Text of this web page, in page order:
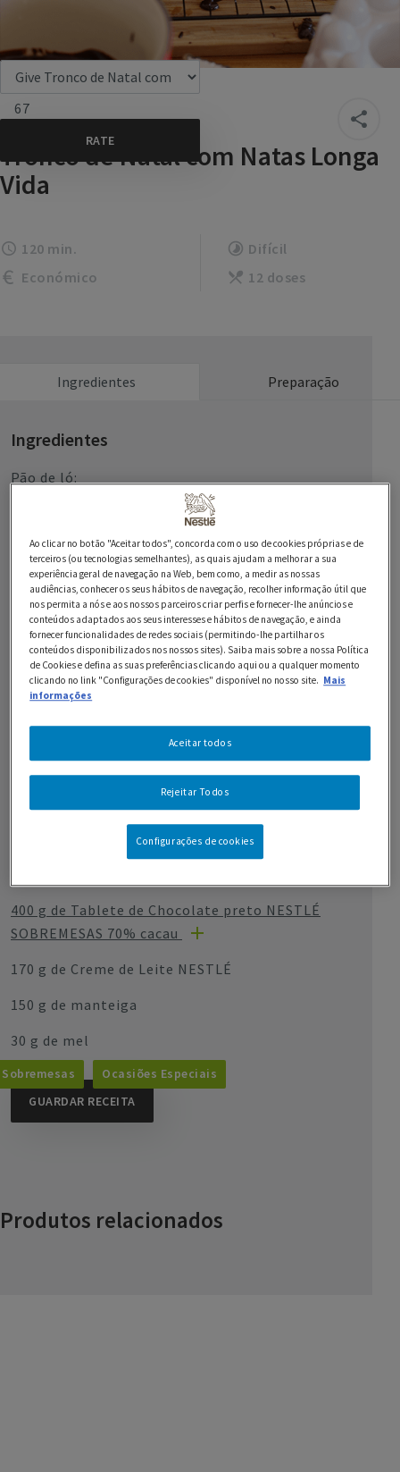
67
Tronco de Natal com Natas Longa
Vida
120 min.
Difícil
Económico
12 doses
Ingredientes Preparação
Ingredientes
Pão de ló:
400 g de açúcar
260 g de farinha de trigo
180 g de óleo
200 ml de água morna
1 c. de chá de fermento
Recheio:
1 lata de Creme de Leite NESTLÉ
1 lata de Leite Condensado Cozido NESTLÉ
400 g de Tablete de Chocolate preto NESTLÉ
SOBREMESAS 70% cacau
170 g de Creme de Leite NESTLÉ
150 g de manteiga
30 g de mel
GUARDAR RECEITA
Sobremesas Ocasiões Especiais
Produtos relacionados
Ao clicar no botão "Aceitar todos", concorda com o uso de cookies próprias e de
terceiros (ou tecnologias semelhantes), as quais ajudam a melhorar a sua
experiência geral de navegação na Web, bem como, a medir as nossas
audiências, conhecer os seus hábitos de navegação, recolher informação útil que
nos permita a nós e aos nossos parceiros criar perfis e fornecer-lhe anúncios e
conteúdos adaptados aos seus interesses e hábitos de navegação, e ainda
fornecer funcionalidades de redes sociais (permitindo-lhe partilhar os
conteúdos disponibilizados nos nossos sites). Saiba mais sobre a nossa Política
de Cookies e defina as suas preferências clicando aqui ou a qualquer momento
clicando no link "Configurações de cookies" disponível no nosso site. Mais
informações
Rejeitar Todos
Aceitar todos
Configurações de cookies